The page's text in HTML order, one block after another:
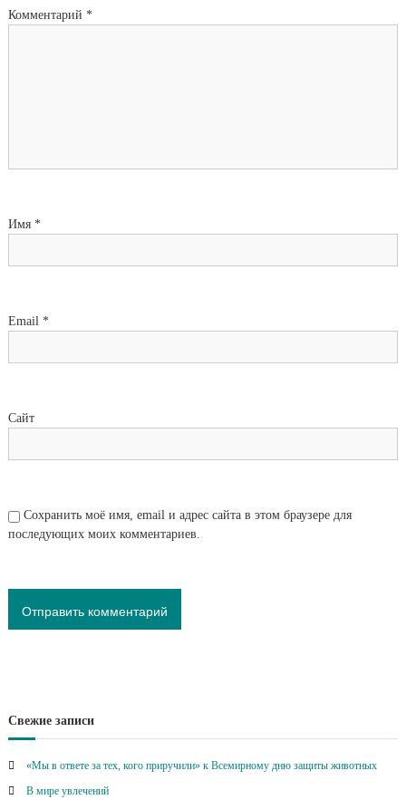
Комментарий *
Имя *
Email *
Сайт
Сохранить моё имя, email и адрес сайта в этом браузере для
последующих моих комментариев.
Свежие записи
«Мы в ответе за тех, кого приручили» к Всемирному дню защиты животных
В мире увлечений